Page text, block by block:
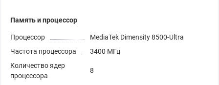
Память и процессор
Процессор
MediaTek Dimensity 8500-Ultra
Частота процессора
3400 МГц
Количество ядер
процессора
8